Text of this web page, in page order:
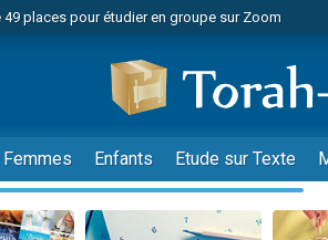
49 places pour étudier en groupe sur Zoom
viennent de nous rejoindre sur WhatsApp
viennent de nous rejoindre sur WhatsApp
viennent de faire un don pour Reloger
viennent de faire un don pour 1 Journée de
viennent de demander une bénédiction
Femmes Enfants Etude sur Texte